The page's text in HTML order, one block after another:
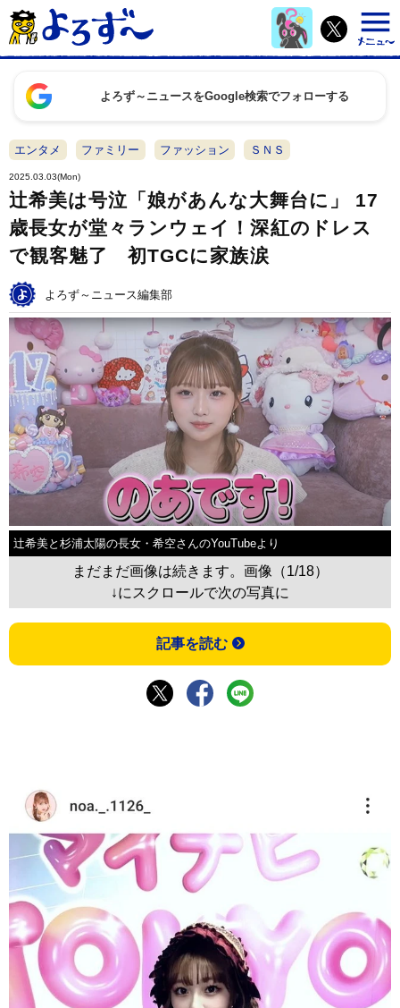
よろず～ニュースをGoogle検索でフォローする
エンタメ ファミリー ファッション ＳＮＳ
2025.03.03(Mon)
辻希美は号泣「娘があんな大舞台に」 17
歳長女が堂々ランウェイ！深紅のドレス
で観客魅了 初TGCに家族涙
よろず～ニュース編集部
辻希美と杉浦太陽の長女・希空さんのYouTubeより
まだまだ画像は続きます。画像（1/18）
↓にスクロールで次の写真に
記事を読む